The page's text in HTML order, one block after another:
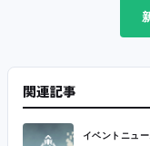
関連記事
イベントニュー